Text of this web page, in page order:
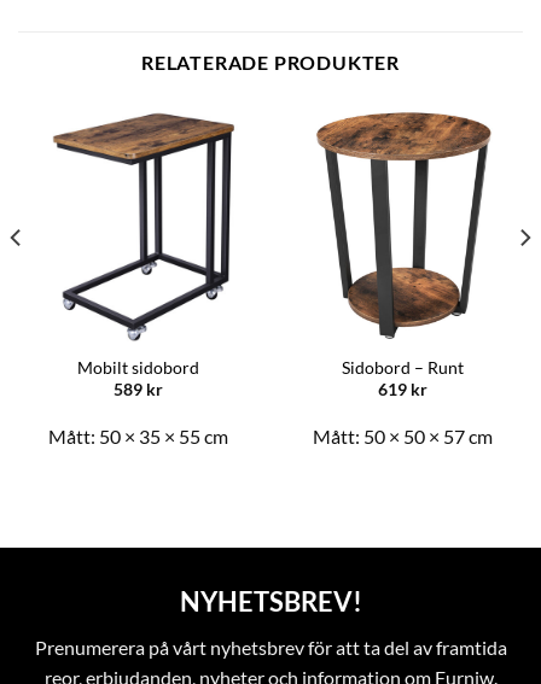
RELATERADE PRODUKTER
Mobilt sidobord
589 kr
Mått: 50 × 35 × 55 cm
Sidobord – Runt
619 kr
Mått: 50 × 50 × 57 cm
NYHETSBREV!
Prenumerera på vårt nyhetsbrev för att ta del av framtida
reor, erbjudanden, nyheter och information om Furniw.